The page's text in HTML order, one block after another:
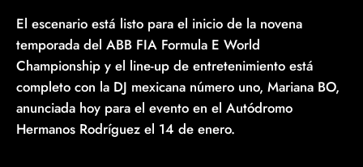
El escenario está listo para el inicio de la novena
temporada del ABB FIA Formula E World
Championship y el line-up de entretenimiento está
completo con la DJ mexicana número uno, Mariana BO,
anunciada hoy para el evento en el Autódromo
Hermanos Rodríguez el 14 de enero.